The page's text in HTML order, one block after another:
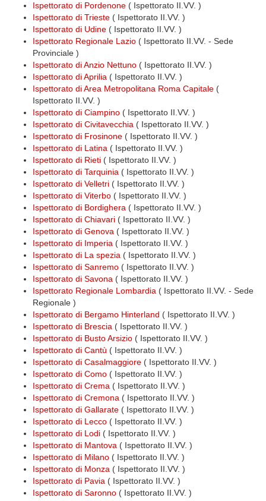
Ispettorato di Pordenone ( Ispettorato II.VV. )
Ispettorato di Trieste ( Ispettorato II.VV. )
Ispettorato di Udine ( Ispettorato II.VV. )
Ispettorato Regionale Lazio ( Ispettorato II.VV. - Sede
Provinciale )
Ispettorato di Anzio Nettuno ( Ispettorato II.VV. )
Ispettorato di Aprilia ( Ispettorato II.VV. )
Ispettorato di Area Metropolitana Roma Capitale (
Ispettorato II.VV. )
Ispettorato di Ciampino ( Ispettorato II.VV. )
Ispettorato di Civitavecchia ( Ispettorato II.VV. )
Ispettorato di Frosinone ( Ispettorato II.VV. )
Ispettorato di Latina ( Ispettorato II.VV. )
Ispettorato di Rieti ( Ispettorato II.VV. )
Ispettorato di Tarquinia ( Ispettorato II.VV. )
Ispettorato di Velletri ( Ispettorato II.VV. )
Ispettorato di Viterbo ( Ispettorato II.VV. )
Ispettorato di Bordighera ( Ispettorato II.VV. )
Ispettorato di Chiavari ( Ispettorato II.VV. )
Ispettorato di Genova ( Ispettorato II.VV. )
Ispettorato di Imperia ( Ispettorato II.VV. )
Ispettorato di La spezia ( Ispettorato II.VV. )
Ispettorato di Sanremo ( Ispettorato II.VV. )
Ispettorato di Savona ( Ispettorato II.VV. )
Ispettorato Regionale Lombardia ( Ispettorato II.VV. - Sede
Regionale )
Ispettorato di Bergamo Hinterland ( Ispettorato II.VV. )
Ispettorato di Brescia ( Ispettorato II.VV. )
Ispettorato di Busto Arsizio ( Ispettorato II.VV. )
Ispettorato di Cantù ( Ispettorato II.VV. )
Ispettorato di Casalmaggiore ( Ispettorato II.VV. )
Ispettorato di Como ( Ispettorato II.VV. )
Ispettorato di Crema ( Ispettorato II.VV. )
Ispettorato di Cremona ( Ispettorato II.VV. )
Ispettorato di Gallarate ( Ispettorato II.VV. )
Ispettorato di Lecco ( Ispettorato II.VV. )
Ispettorato di Lodi ( Ispettorato II.VV. )
Ispettorato di Mantova ( Ispettorato II.VV. )
Ispettorato di Milano ( Ispettorato II.VV. )
Ispettorato di Monza ( Ispettorato II.VV. )
Ispettorato di Pavia ( Ispettorato II.VV. )
Ispettorato di Saronno ( Ispettorato II.VV. )